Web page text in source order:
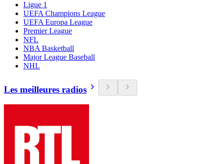
Ligue 1
UEFA Champions League
UEFA Europa League
Premier League
NFL
NBA Basketball
Major League Baseball
NHL
Les meilleures radios